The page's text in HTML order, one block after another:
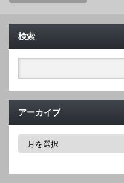
検索
アーカイブ
ア
ブ